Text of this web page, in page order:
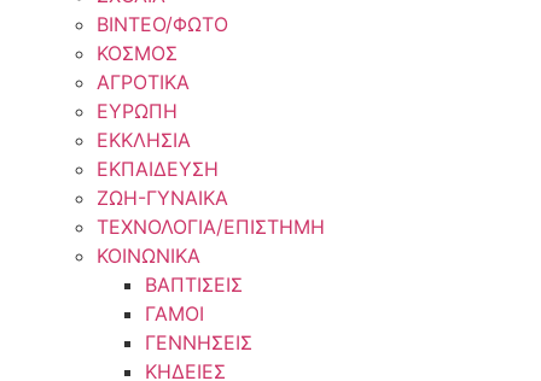
ΒΙΝΤΕΟ/ΦΩΤΟ
ΚΟΣΜΟΣ
ΑΓΡΟΤΙΚΑ
ΕΥΡΩΠΗ
ΕΚΚΛΗΣΙΑ
ΕΚΠΑΙΔΕΥΣΗ
ΖΩΗ-ΓΥΝΑΙΚΑ
ΤΕΧΝΟΛΟΓΙΑ/ΕΠΙΣΤΗΜΗ
ΚΟΙΝΩΝΙΚΑ
ΒΑΠΤΙΣΕΙΣ
ΓΑΜΟΙ
ΓΕΝΝΗΣΕΙΣ
ΚΗΔΕΙΕΣ